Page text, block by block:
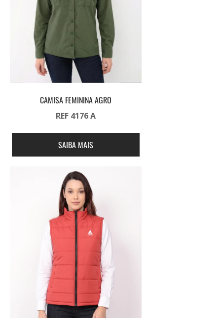
CAMISA FEMININA AGRO
REF 4176 A
SAIBA MAIS